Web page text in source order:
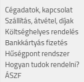
Cégadatok, kapcsolat
Szállítás, átvétel, díjak
Költséghelyes rendelés
Bankkártyás fizetés
Hűségpont rendszer
Hogyan tudok rendelni?
ÁSZF